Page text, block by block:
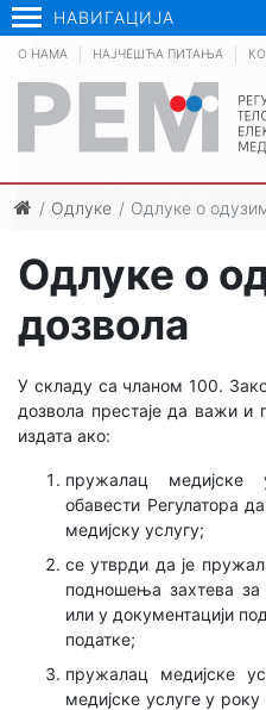
НАВИГАЦИЈА
О НАМА НАЈЧЕШЋА ПИТАЊА
Одлуке Одлуке о
Одлуке о
дозвола
У складу са чланом 100.
дозвола престаје да важи и
издата ако:
пружалац
обавести Регулатора
медијску услугу;
се утврди да је
подношења захтева
или у документацији
податке;
пружалац медијске
медијске услуге у